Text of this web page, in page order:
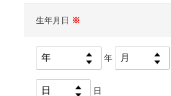
生年月日 ※
年
日